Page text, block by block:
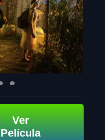
Ver
Película